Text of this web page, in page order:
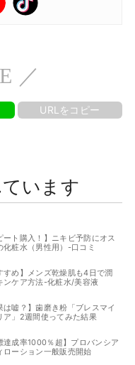
／
URLをコピー
います
ート購入！】ニキビ予防にオス
化粧水（男性用）-口コミ
すめ】メンズ乾燥肌も4日で潤
ンケア方法-化粧水/美容液
は嘘？】歯磨き粉「ブレスマイ
ア」2週間使ってみた結果
達成率1000％超】プロバンシア
ローション一般販売開始